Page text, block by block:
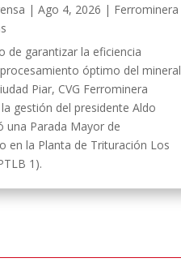
| Ago 4, 2026 | Ferrominera
de garantizar la eficiencia
óptimo del mineral
Piar, CVG Ferrominera
gestión del presidente Aldo
una Parada Mayor de
en la Planta de Trituración Los
1).